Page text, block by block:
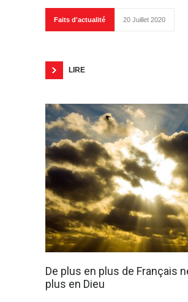
Faits d'actualité 20 Juillet 2020
LIRE
De plus en plus de Français
plus en Dieu